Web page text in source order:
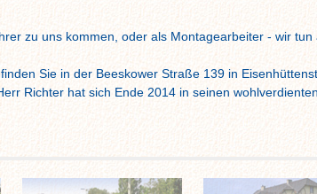
zu uns kommen, oder als Montagearbeiter - wir
Sie in der Beeskower Straße 139 in
Richter hat sich Ende 2014 in seinen